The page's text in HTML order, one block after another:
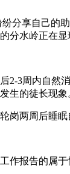
享自己的助
分水岭正在显
3周内自然
生的徒长现象
两周后睡眠
报告的属于